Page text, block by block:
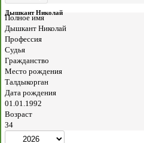
Дышкант Николай
Полное имя
Дышкант Николай
Профессия
Судья
Гражданство
Место рождения
Талдыкорган
Дата рождения
01.01.1992
Возраст
34